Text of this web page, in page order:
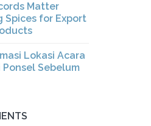
Matter
Spices for Export
Lokasi Acara
Ponsel Sebelum